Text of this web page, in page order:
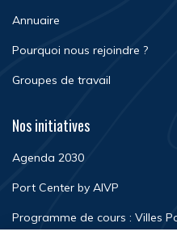
Annuaire
Pourquoi nous rejoindre ?
Groupes de travail
Nos initiatives
Agenda 2030
Port Center by AIVP
Programme de cours : Villes